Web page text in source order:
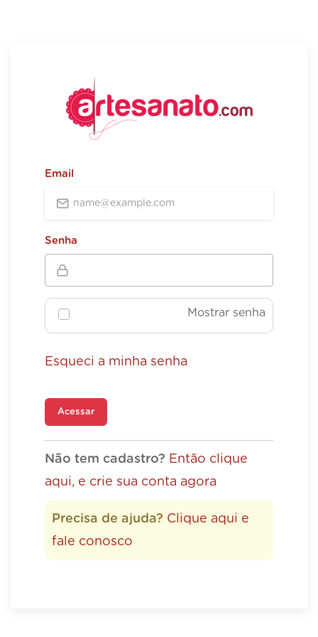
Email
Senha
Mostrar senha
Esqueci a minha senha
Acessar
Não tem cadastro? Então clique
aqui, e crie sua conta agora
Precisa de ajuda? Clique aqui e
fale conosco